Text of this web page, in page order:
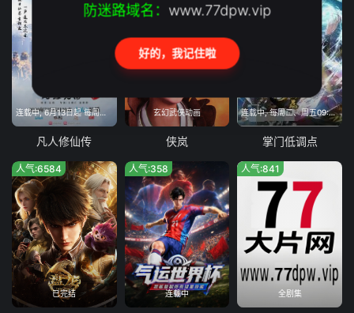
连载中, 6月13日起 每周六11:00
凡人修仙传
玄幻武侠动画
侠岚
连载中, 每周二、周五09:00更新
掌门低调点
已完结
人气:6584
连载中
人气:358
全剧集
人气:841
防迷路域名： www.77dpw.vip
好的，我记住啦